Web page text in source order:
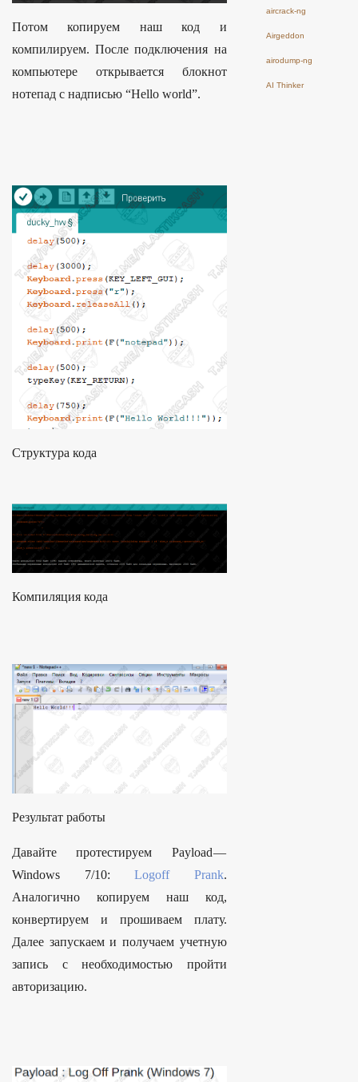
Потом копируем наш код и
компилируем. После подключения на
компьютере открывается блокнот
нотепад с надписью “Hello world”.
Структура кода
Компиляция кода
Результат работы
Давайте протестируем Payload —
Windows 7/10:Logoff Prank.
Аналогично копируем наш код,
конвертируем и прошиваем плату.
Далее запускаем и получаем учетную
запись с необходимостью пройти
авторизацию.
aircrack-ng
Airgeddon
airodump-ng
AI Thinker